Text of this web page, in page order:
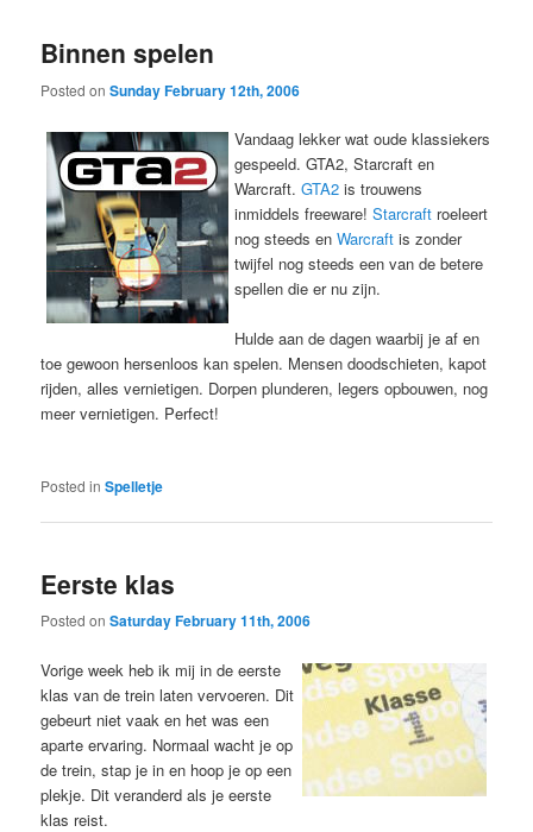
Binnen spelen
Posted onSunday February 12th, 2006
Vandaag lekker wat oude klassiekers
gespeeld. GTA2, Starcraft en
Warcraft.GTA2 is trouwens
inmiddels freeware!Starcraft roeleert
nog steeds enWarcraft is zonder
twijfel nog steeds een van de betere
spellen die er nu zijn.
Hulde aan de dagen waarbij je af en
toe gewoon hersenloos kan spelen. Mensen doodschieten, kapot
rijden, alles vernietigen. Dorpen plunderen, legers opbouwen, nog
meer vernietigen. Perfect!
Posted in Spelletje
Eerste klas
Posted onSaturday February 11th, 2006
Vorige week heb ik mij in de eerste
klas van de trein laten vervoeren. Dit
gebeurt niet vaak en het was een
aparte ervaring. Normaal wacht je op
de trein, stap je in en hoop je op een
plekje. Dit veranderd als je eerste
klas reist.